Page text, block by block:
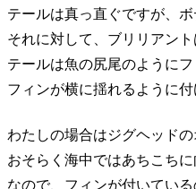
テールは真っ直ぐですが、ボ
それに対して、ブリリアント
テールは魚の尻尾のようにフ
フィンが横に揺れるように付
わたしの場合はジグヘッド
おそらく海中ではあちこち
なので、フィンが付いてい